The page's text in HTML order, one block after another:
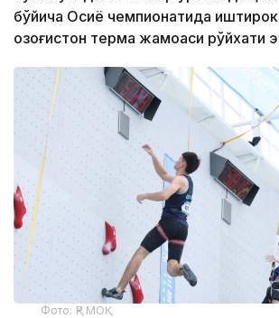
бўйича Осиё чемпионатида иштирок
Қозоғистон терма жамоаси рўйхати
Фото: ҚР МОҚ